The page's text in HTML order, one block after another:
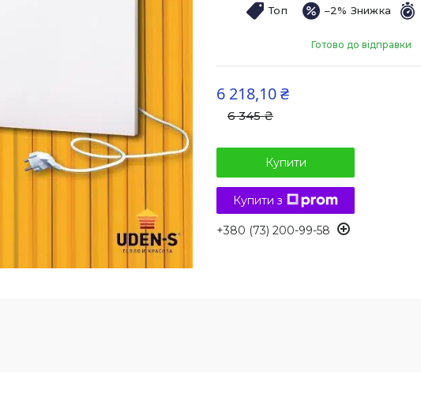
Топ –2%
Готово до відправки
6 345 ₴
6 218,10 ₴
Купити
Купити з
+380 (73) 200-99-58